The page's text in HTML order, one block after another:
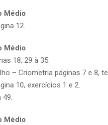
Médio
12.
Médio
18, 29 à 35.
– Criometria páginas 7 e 8,
10, exercícios 1 e 2.
Médio